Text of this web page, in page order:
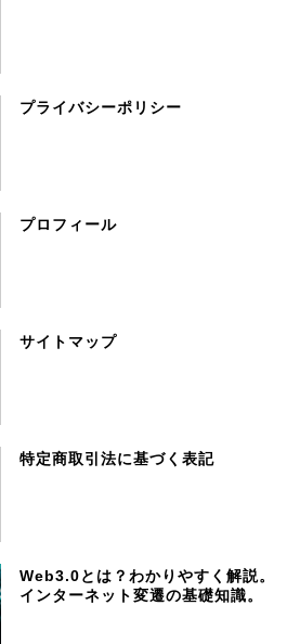
プライバシーポリシー
プロフィール
サイトマップ
特定商取引法に基づく表記
Web3.0とは？わかりやすく解説。
インターネット変遷の基礎知識。